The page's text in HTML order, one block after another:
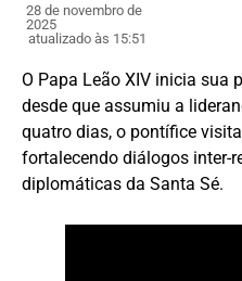
28 de novembro de
2025
atualizado às 15:51
O Papa Leão XIV inicia sua
desde que assumiu a
quatro dias, o pontífice
fortalecendo diálogos inter-
diplomáticas da Santa Sé.